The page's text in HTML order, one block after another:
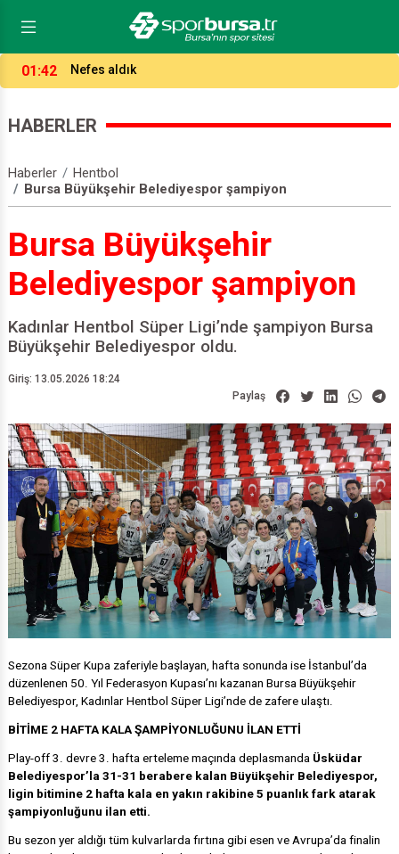
01:42 Nefes aldık
HABERLER
Haberler
Hentbol
Bursa Büyükşehir Belediyespor şampiyon
Bursa Büyükşehir
Belediyespor şampiyon
Kadınlar Hentbol Süper Ligi’nde şampiyon Bursa
Büyükşehir Belediyespor oldu.
Giriş: 13.05.2026 18:24
Paylaş
Sezona Süper Kupa zaferiyle başlayan, hafta sonunda ise İstanbul’da
düzenlenen 50. Yıl Federasyon Kupası’nı kazanan Bursa Büyükşehir
Belediyespor, Kadınlar Hentbol Süper Ligi’nde de zafere ulaştı.
BİTİME 2 HAFTA KALA ŞAMPİYONLUĞUNU İLAN ETTİ
Play-off 3. devre 3. hafta erteleme maçında deplasmanda Üsküdar
Belediyespor’la 31-31 berabere kalan Büyükşehir Belediyespor,
ligin bitimine 2 hafta kala en yakın rakibine 5 puanlık fark atarak
şampiyonluğunu ilan etti.
Bu sezon yer aldığı tüm kulvarlarda fırtına gibi esen ve Avrupa’da finalin